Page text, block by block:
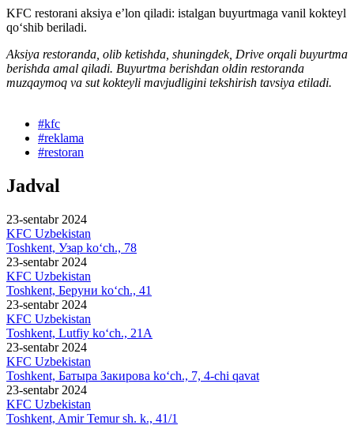
KFC restorani aksiya e’lon qiladi: istalgan buyurtmaga vanil kokteyl
qoʻshib beriladi.
Aksiya restoranda, olib ketishda, shuningdek, Drive orqali buyurtma
berishda amal qiladi. Buyurtma berishdan oldin restoranda
muzqaymoq va sut kokteyli mavjudligini tekshirish tavsiya etiladi.
#kfc
#reklama
#restoran
Jadval
23-sentabr 2024
KFC Uzbekistan
Toshkent, Узар ko‘ch., 78
23-sentabr 2024
KFC Uzbekistan
Toshkent, Беруни ko‘ch., 41
23-sentabr 2024
KFC Uzbekistan
Toshkent, Lutfiy ko‘ch., 21A
23-sentabr 2024
KFC Uzbekistan
Toshkent, Батыра Закирова ko‘ch., 7, 4-chi qavat
23-sentabr 2024
KFC Uzbekistan
Toshkent, Amir Temur sh. k., 41/1